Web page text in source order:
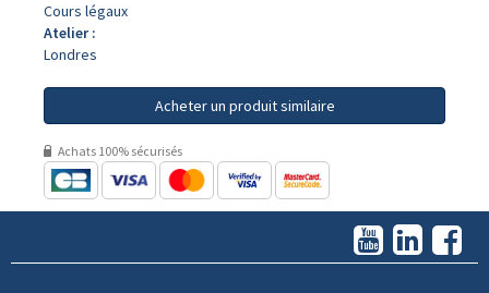
Cours légaux
Atelier :
Londres
Acheter un produit similaire
Achats 100% sécurisés